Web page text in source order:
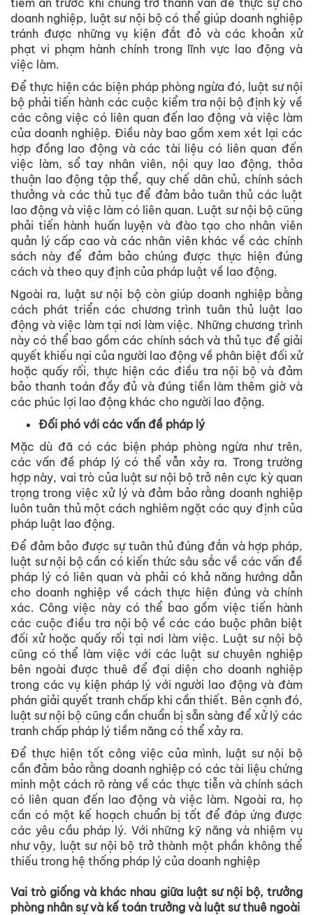
tiềm ẩn trước khi chúng trở thành vấn đề thực sự cho
doanh nghiệp, luật sư nội bộ có thể giúp doanh nghiệp
tránh được những vụ kiện đắt đỏ và các khoản xử
phạt vi phạm hành chính trong lĩnh vực lao động và
việc làm.
Để thực hiện các biện pháp phòng ngừa đó, luật sư nội
bộ phải tiến hành các cuộc kiểm tra nội bộ định kỳ về
các công việc có liên quan đến lao động và việc làm
của doanh nghiệp. Điều này bao gồm xem xét lại các
hợp đồng lao động và các tài liệu có liên quan đến
việc làm, sổ tay nhân viên, nội quy lao động, thỏa
thuận lao động tập thể, quy chế dân chủ, chính sách
thưởng và các thủ tục để đảm bảo tuân thủ các luật
lao động và việc làm có liên quan. Luật sư nội bộ cũng
phải tiến hành huấn luyện và đào tạo cho nhân viên
quản lý cấp cao và các nhân viên khác về các chính
sách này để đảm bảo chúng được thực hiện đúng
cách và theo quy định của pháp luật về lao động.
Ngoài ra, luật sư nội bộ còn giúp doanh nghiệp bằng
cách phát triển các chương trình tuân thủ luật lao
động và việc làm tại nơi làm việc. Những chương trình
này có thể bao gồm các chính sách và thủ tục để giải
quyết khiếu nại của người lao động về phân biệt đối xử
hoặc quấy rối, thực hiện các điều tra nội bộ và đảm
bảo thanh toán đầy đủ và đúng tiền làm thêm giờ và
các phúc lợi lao động khác cho người lao động.
Đối phó với các vấn đề pháp lý
Mặc dù đã có các biện pháp phòng ngừa như trên,
các vấn đề pháp lý có thể vẫn xảy ra. Trong trường
hợp này, vai trò của luật sư nội bộ trở nên cực kỳ quan
trọng trong việc xử lý và đảm bảo rằng doanh nghiệp
luôn tuân thủ một cách nghiêm ngặt các quy định của
pháp luật lao động.
Để đảm bảo được sự tuân thủ đúng đắn và hợp pháp,
luật sư nội bộ cần có kiến thức sâu sắc về các vấn đề
pháp lý có liên quan và phải có khả năng hướng dẫn
cho doanh nghiệp về cách thực hiện đúng và chính
xác. Công việc này có thể bao gồm việc tiến hành
các cuộc điều tra nội bộ về các cáo buộc phân biệt
đối xử hoặc quấy rối tại nơi làm việc. Luật sư nội bộ
cũng có thể làm việc với các luật sư chuyên nghiệp
bên ngoài được thuê để đại diện cho doanh nghiệp
trong các vụ kiện pháp lý với người lao động và đàm
phán giải quyết tranh chấp khi cần thiết. Bên cạnh đó,
luật sư nội bộ cũng cần chuẩn bị sẵn sàng để xử lý các
tranh chấp pháp lý tiềm năng có thể xảy ra.
Để thực hiện tốt công việc của mình, luật sư nội bộ
cần đảm bảo rằng doanh nghiệp có các tài liệu chứng
minh một cách rõ ràng về các thực tiễn và chính sách
có liên quan đến lao động và việc làm. Ngoài ra, họ
cần có một kế hoạch chuẩn bị tốt để đáp ứng được
các yêu cầu pháp lý. Với những kỹ năng và nhiệm vụ
như vậy, luật sư nội bộ trở thành một phần không thể
thiếu trong hệ thống pháp lý của doanh nghiệp
Vai trò giống và khác nhau giữa luật sư nội bộ, trưởng
phòng nhân sự và kế toán trưởng và luật sư thuê ngoài